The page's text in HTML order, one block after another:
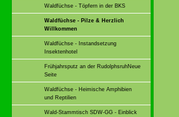
Waldfüchse - Töpfern in der BKS
Waldfüchse - Pilze & Herzlich
Willkommen
Waldfüchse - Instandsetzung
Insektenhotel
Frühjahrsputz an der RudolphsruhNeue
Seite
Waldfüchse - Heimische Amphibien
und Reptilien
Wald-Stammtisch SDW-GG - Einblick